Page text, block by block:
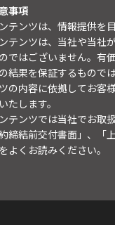
事項
テンツは、情報提供を
テンツは、当社や当社
ではございません。有
結果を保証するもので
の内容に依拠してお客
たします。
テンツでは当社でお取
約締結前交付書面」、
よくお読みください。